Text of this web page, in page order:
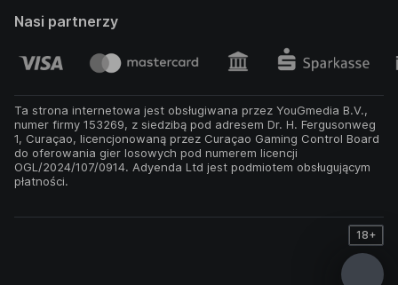
Nasi partnerzy
Ta strona internetowa jest obsługiwana przez YouGmedia B.V.,
numer firmy 153269, z siedzibą pod adresem Dr. H. Fergusonweg
1, Curaçao, licencjonowaną przez Curaçao Gaming Control Board
do oferowania gier losowych pod numerem licencji
OGL/2024/107/0914. Adyenda Ltd jest podmiotem obsługującym
płatności.
18+